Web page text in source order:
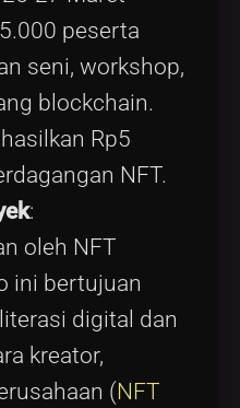
peserta
seni, workshop,
blockchain.
Rp5
NFT.
:
oleh NFT
ini bertujuan
digital dan
kreator,
(NFT